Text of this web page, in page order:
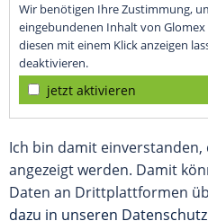
Wir benötigen Ihre Zustimmung,
eingebundenen Inhalt von Glomex
diesen mit einem Klick anzeigen
deaktivieren.
jetzt aktivieren
Ich bin damit
angezeigt werden. Damit
Daten an Drittplattformen
dazu in unseren